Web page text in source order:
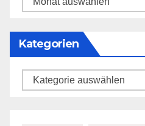
Kategorien
Kategorien